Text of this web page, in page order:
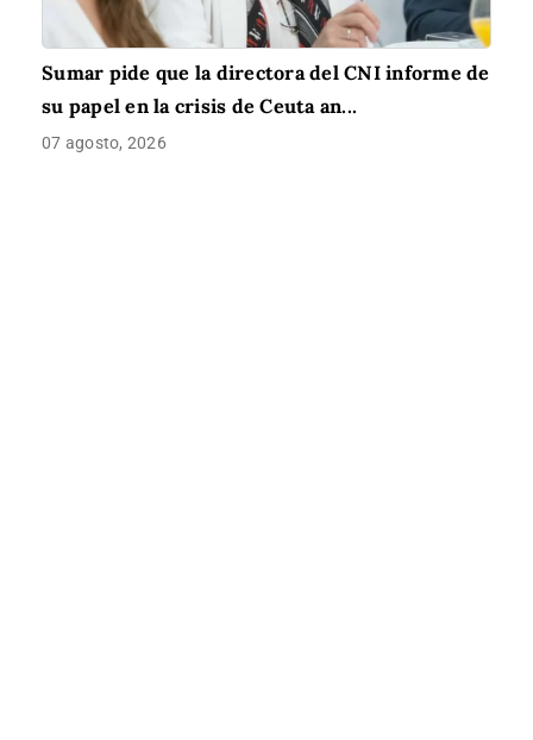
Sumar pide que la directora del CNI informe de
su papel en la crisis de Ceuta an...
07 agosto, 2026